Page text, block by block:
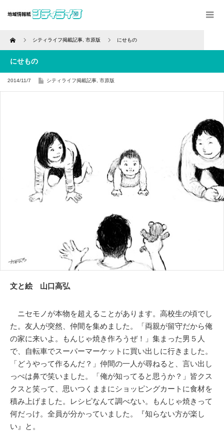
Home シティライフ掲載記事 市原版 にせもの
にせもの
2014/11/7 シティライフ掲載記事 市原版
文と絵 山口高弘
ニセモノが本物を超えることがあります。高校生の頃でし
た。友人が突然、仲間を集めました。「両親が留守だから俺
の家に来いよ。もんじゃ焼き作ろうぜ！」集まった男５人
で、自転車でスーパーマーケットに買い出しに行きました。
「どうやって作るんだ？」仲間の一人が尋ねると、言い出し
っぺは鼻で笑いました。「俺が知ってると思うか？」皆クス
クスと笑って、思いつくままにショッピングカートに食材を
積み上げました。レシピなんて調べない。もんじゃ焼きって
何だっけ。全員が分かっていました。『知らない方が楽し
い』と。